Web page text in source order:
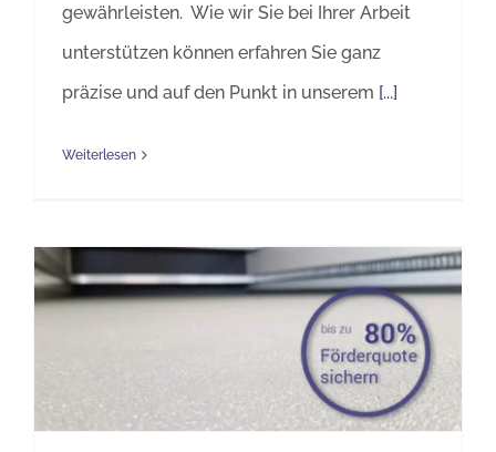
gewährleisten. Wie wir Sie bei Ihrer Arbeit
unterstützen können erfahren Sie ganz
präzise und auf den Punkt in unserem [...]
Weiterlesen